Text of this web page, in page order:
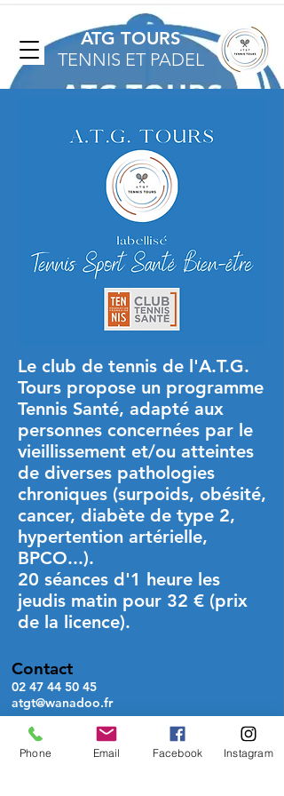
ATG TOURS
TENNIS ET PADEL
Le club de tennis de l'A.T.G.
Tours propose un programme
Tennis Santé, adapté aux
personnes concernées par le
vieillissement et/ou atteintes
de diverses pathologies
chroniques (surpoids, obésité,
cancer, diabète de type 2,
hypertention artérielle,
BPCO...).
20 séances d'1 heure les
jeudis matin pour 32 € (prix
de la licence).
Contact
02 47 44 50 45
atgt@wanadoo.fr
Adresse
Allée Suzanne Lenglen
Phone Email Facebook Instagram